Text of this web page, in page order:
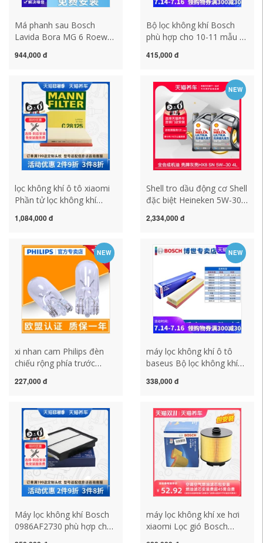
Má phanh sau Bosch
Lavida Bora MG 6 Roewe
Weiran Q2L Passat má
sau xe sh
944,000 đ
Bộ lọc không khí Bosch
phù hợp cho 10-11 mẫu xe
Kia K5 Xin Shengda Sonata
lọc không khí ô tô sharp
máy lọc không khí lifepro
415,000 đ
lọc không khí ô tô xiaomi
Phần tử lọc không khí
cho lưới tản nhiệt không
535i BBA máy khử mùi ion
ô tô máy tạo ion âm xe
1,084,000 đ
NEW
Shell tro dầu động cơ Shell
đặc biệt Heineken 5W-30
hoàn toàn dầu bôi trơn SP
wolver nhớt racing
2,334,000 đ
NEW
xi nhan cam Philips đèn
chiếu rộng phía trước
Lang Jing Ling Du Beetle
xe bóng đèn nhỏ đèn xi
nhan xe máy xi nhan mai
rùa winner x
227,000 đ
NEW
máy lọc không khí ô tô
baseus Bộ lọc không khí
không khí Citroen C4 Sega
C4L Yunyi C4 máy lọc ion
ô tô máy khử mùi trên xe
338,000 đ
Máy lọc không khí Bosch
0986AF2730 phù hợp cho
máy lọc không khí xe hơi
xiaomi Lọc gió Bosch